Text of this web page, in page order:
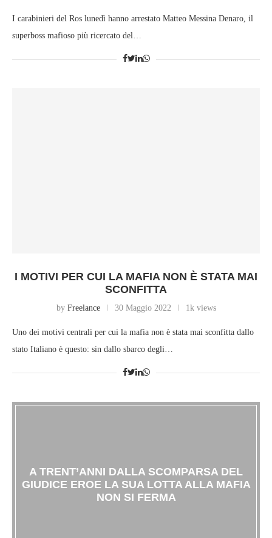
I carabinieri del Ros lunedì hanno arrestato Matteo Messina Denaro, il
superboss mafioso più ricercato del…
I MOTIVI PER CUI LA MAFIA NON È STATA MAI
SCONFITTA
by Freelance 30 Maggio 2022 1k views
Uno dei motivi centrali per cui la mafia non è stata mai sconfitta dallo
stato Italiano è questo: sin dallo sbarco degli…
A TRENT’ANNI DALLA SCOMPARSA DEL
GIUDICE EROE LA SUA LOTTA ALLA MAFIA
NON SI FERMA